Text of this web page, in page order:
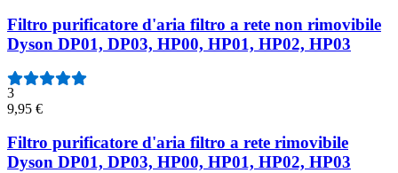
Filtro purificatore d'aria filtro a rete non rimovibile
Dyson DP01, DP03, HP00, HP01, HP02, HP03
3
9,95 €
Filtro purificatore d'aria filtro a rete rimovibile
Dyson DP01, DP03, HP00, HP01, HP02, HP03